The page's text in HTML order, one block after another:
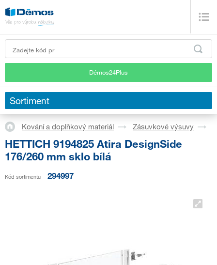
Démos24Plus
Sortiment
Kování a doplňkový materiál Zásuvkové výsuvy
HETTICH 9194825 Atira DesignSide
176/260 mm sklo bílá
Kód sortimentu 294997